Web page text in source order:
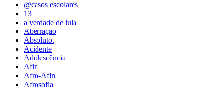
@casos escolares
13
a verdade de lula
Aberração
Absoluto.
Acidente
Adolescência
Afin
Afro-Afin
Afrosofia